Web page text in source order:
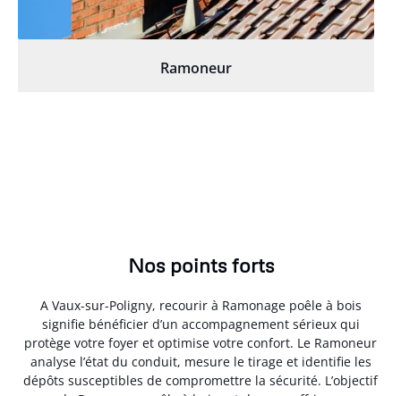
Ramoneur
Nos points forts
A Vaux-sur-Poligny, recourir à Ramonage poêle à bois
signifie bénéficier d’un accompagnement sérieux qui
protège votre foyer et optimise votre confort. Le Ramoneur
analyse l’état du conduit, mesure le tirage et identifie les
dépôts susceptibles de compromettre la sécurité. L’objectif